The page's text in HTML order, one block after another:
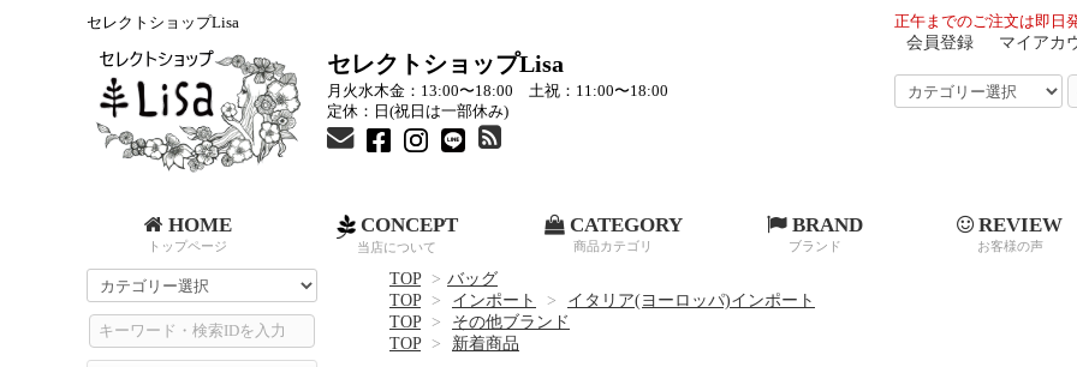
正午までのご注文は即日
会員登録 マイアカ
セレクトショップLisa
セレクトショップLisa
月火水木金：13:00〜18:00 土祝：11:00〜18:00
定休：日(祝日は一部休み)
HOME
トップページ
CONCEPT
当店について
CATEGORY
商品カテゴリ
BRAND
ブランド
REVIEW
お客様の声
TOP > バッグ
TOP
> インポート >
イタリア(ヨーロッパ)インポート
TOP
>
その他ブランド
TOP
> 新着商品